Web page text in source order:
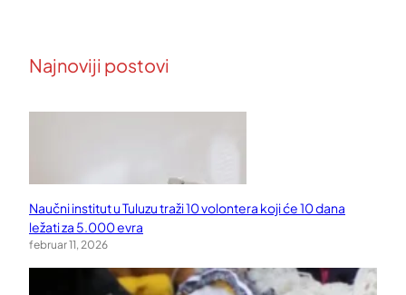
Najnoviji postovi
Naučni institut u Tuluzu traži 10 volontera koji će 10 dana
ležati za 5.000 evra
februar 11, 2026